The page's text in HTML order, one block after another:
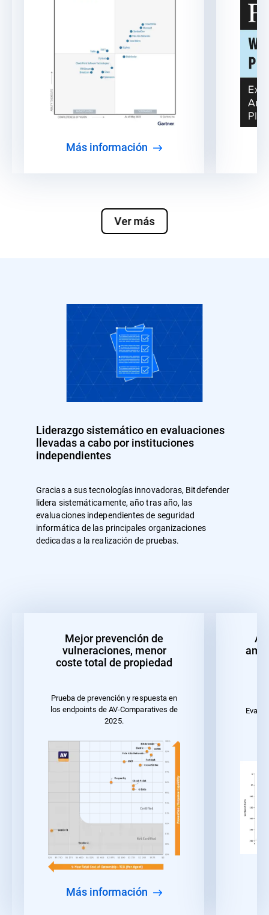
Más información
Ver más
Liderazgo sistemático en evaluaciones
llevadas a cabo por instituciones
independientes
Gracias a sus tecnologías innovadoras, Bitdefender
lidera sistemáticamente, año tras año, las
evaluaciones independientes de seguridad
informática de las principales organizaciones
dedicadas a la realización de pruebas.
Mejor prevención de
vulneraciones, menor
coste total de propiedad
Prueba de prevención y respuesta en
los endpoints de AV-Comparatives de
2025.
Más información